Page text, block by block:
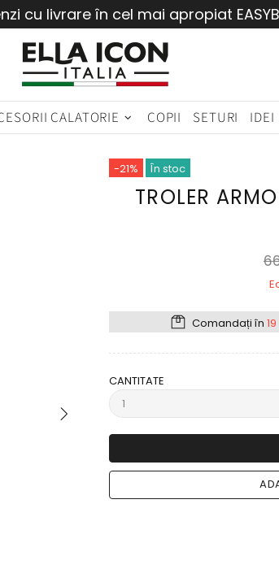
cu livrare în cel mai apropiat
CALATORIE COPII SETURI IDEI
-21% În stoc
TROLER
Comandați în
CANTITATE